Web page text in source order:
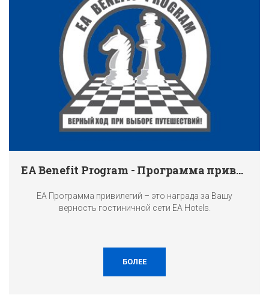
EA Benefit Program - Программа привилегий
EA Программа привилегий – это награда за Вашу
верность гостиничной сети EA Hotels.
БОЛЕЕ